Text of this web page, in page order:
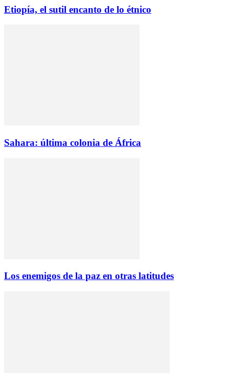
Etiopía, el sutil encanto de lo étnico
Sahara: última colonia de África
Los enemigos de la paz en otras latitudes